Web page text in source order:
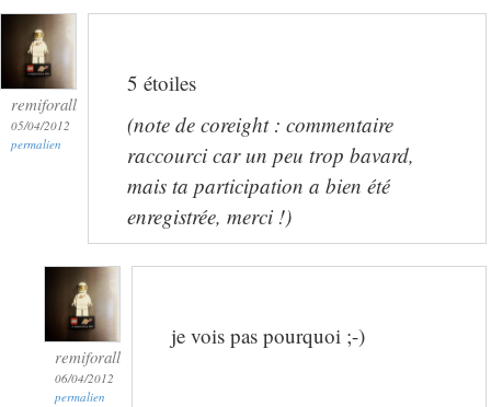
remiforall
05/04/2012
permalien
5 étoiles
(note de coreight : commentaire
raccourci car un peu trop bavard,
mais ta participation a bien été
enregistrée, merci !)
remiforall
06/04/2012
permalien
je vois pas pourquoi ;-)